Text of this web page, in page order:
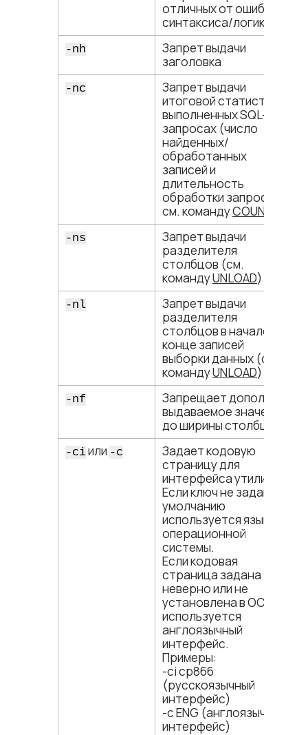
отличных от ошибок
синтаксиса/логики
-nh
Запрет выдачи
заголовка
-nc
Запрет выдачи
итоговой статистики о
выполненных SQL-
запросах (число
найденных/
обработанных
записей и
длительность
обработки запроса –
см. командуCOUNT
-ns
Запрет выдачи
разделителя
столбцов (см.
командуUNLOAD)
-nl
Запрет выдачи
разделителя
столбцов в начале и
конце записей
выборки данных (см.
командуUNLOAD)
-nf
Запрещает дополнять
выдаваемое значение
до ширины столбца
-ciили -c
Задает кодовую
страницу для
интерфейса утилиты.
Если ключ не задан, по
умолчанию
используется язык
операционной
системы.
Если кодовая
страница задана
неверно или не
установлена в ОС,
используется
англоязычный
интерфейс.
Примеры:
-ci cp866
(русскоязычный
интерфейс)
-c ENG (англоязычный
интерфейс)